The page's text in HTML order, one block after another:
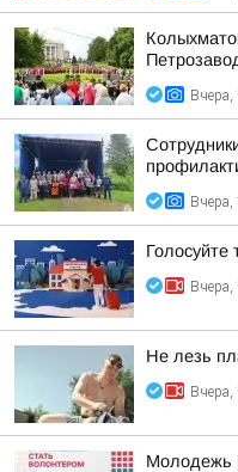
Вчера,
Вчера,
Голосуйте
Не лезь
Молодежь